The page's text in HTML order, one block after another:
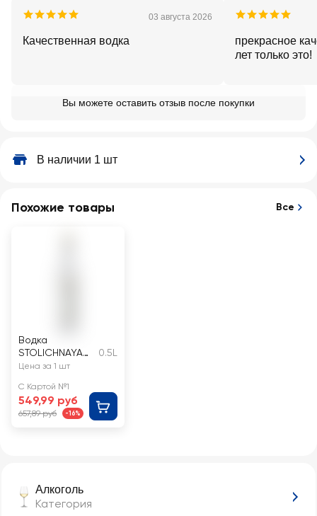
03 августа 2026
Качественная водка
прекрасное
лет только это!
Вы можете оставить отзыв после покупки
В наличии 1 шт
Алкоголь
Категория
Похожие товары Все
Водка
STOLICHNAYA
Excellent 40%
0.5L
Цена за 1 шт
С Картой №1
549,99 руб
657,89 руб -16%